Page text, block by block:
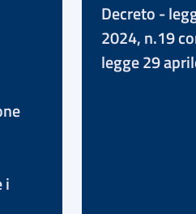
i
Decreto -
2024, n.19
legge 29